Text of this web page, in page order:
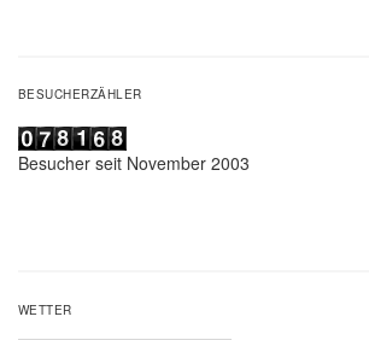
BESUCHERZÄHLER
Besucher seit November 2003
WETTER